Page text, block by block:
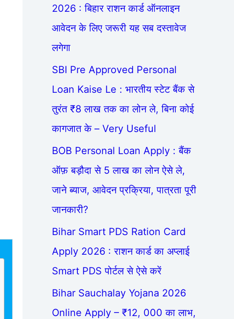
2026 : बिहार राशन कार्ड ऑनलाइन
आवेदन के लिए जरूरी यह सब दस्तावेज
लगेगा
SBI Pre Approved Personal
Loan Kaise Le : भारतीय स्टेट बैंक से
तुरंत ₹8 लाख तक का लोन ले, बिना कोई
कागजात के – Very Useful
BOB Personal Loan Apply : बैंक
ऑफ़ बड़ौदा से 5 लाख का लोन ऐसे ले,
जाने ब्याज, आवेदन प्रक्रिया, पात्रता पूरी
जानकारी?
Bihar Smart PDS Ration Card
Apply 2026 : राशन कार्ड का अप्लाई
Smart PDS पोर्टल से ऐसे करें
Bihar Sauchalay Yojana 2026
Online Apply – ₹12, 000 का लाभ,